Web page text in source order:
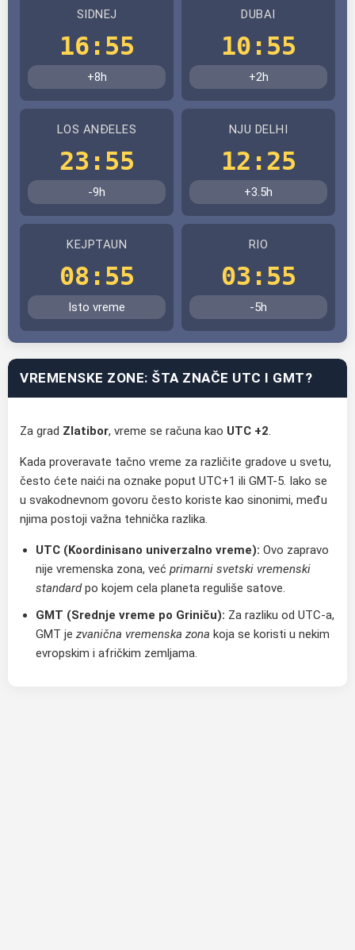
SIDNEJ
16:55
+8h
DUBAI
10:55
+2h
LOS ANĐELES
23:55
-9h
NJU DELHI
12:25
+3.5h
KEJPTAUN
08:55
Isto vreme
RIO
03:55
-5h
VREMENSKE ZONE: ŠTA ZNAČE UTC I GMT?
Za grad Zlatibor, vreme se računa kao UTC +2.
Kada proveravate tačno vreme za različite gradove u svetu,
često ćete naići na oznake poput UTC+1 ili GMT-5. Iako se
u svakodnevnom govoru često koriste kao sinonimi, među
njima postoji važna tehnička razlika.
UTC (Koordinisano univerzalno vreme): Ovo zapravo
nije vremenska zona, već primarni svetski vremenski
standardpo kojem cela planeta reguliše satove.
GMT (Srednje vreme po Griniču): Za razliku od UTC-a,
GMT je zvanična vremenska zona koja se koristi u nekim
evropskim i afričkim zemljama.